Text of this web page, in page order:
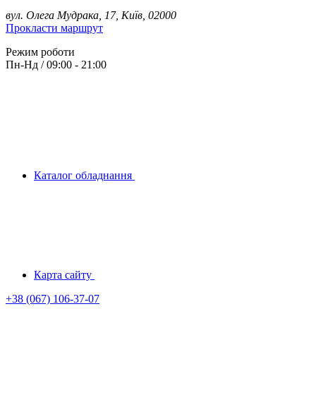
вул. Олега Мудрака, 17, Київ, 02000
Прокласти маршрут
Режим роботи
Пн-Нд / 09:00 - 21:00
Каталог обладнання
Карта сайту
+38 (067) 106-37-07